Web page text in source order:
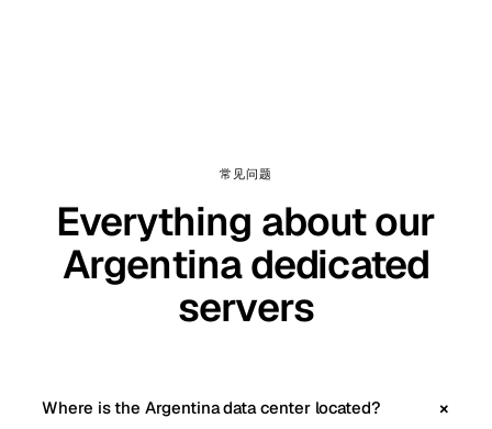
常见问题
Everything about our
Argentina dedicated
servers
Where is the Argentina data center located?